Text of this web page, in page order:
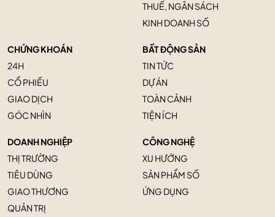
THUẾ, NGÂN SÁCH
KINH DOANH SỐ
CHỨNG KHOÁN
24H
CỔ PHIẾU
GIAO DỊCH
GÓC NHÌN
BẤT ĐỘNG SẢN
TIN TỨC
DỰ ÁN
TOÀN CẢNH
TIỆN ÍCH
DOANH NGHIỆP
THỊ TRƯỜNG
TIÊU DÙNG
GIAO THƯƠNG
QUẢN TRỊ
CÔNG NGHỆ
XU HƯỚNG
SẢN PHẨM SỐ
ỨNG DỤNG